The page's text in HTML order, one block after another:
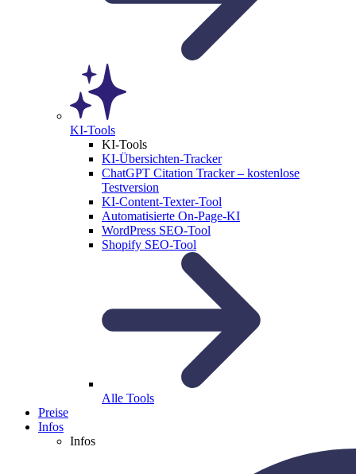
KI-Tools
KI-Tools
KI-Übersichten-Tracker
ChatGPT Citation Tracker – kostenlose
Testversion
KI-Content-Texter-Tool
Automatisierte On-Page-KI
WordPress SEO-Tool
Shopify SEO-Tool
Alle Tools
Preise
Infos
Infos